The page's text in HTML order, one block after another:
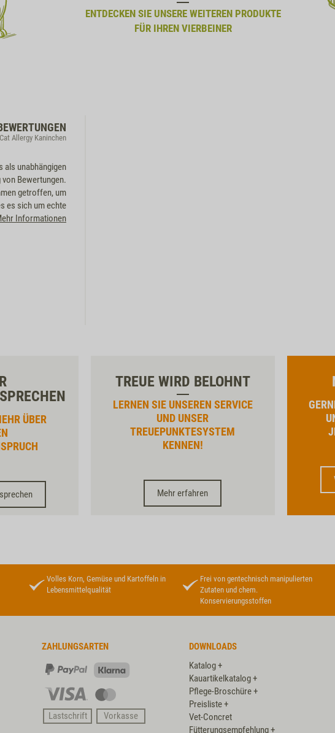
ENTDECKEN SIE UNSERE WEITEREN PRODUKTE
FÜR IHREN VIERBEINER
Allergy Kaninchen
als unabhängigen
Bewertungen.
getroffen, um
es sich um echte
Informationen
ÜBER
TREUE WIRD BELOHNT
LERNEN SIE UNSEREN SERVICE
UND UNSER
TREUEPUNKTESYSTEM
KENNEN!
Mehr erfahren
Volles Korn, Gemüse und Kartoffeln in
Lebensmittelqualität
Frei von gentechnisch manipulierten
Zutaten und chem.
Konservierungsstoffen
ZAHLUNGSARTEN
PayPal
Visa
Lastschrift
Vorkasse
DOWNLOADS
Katalog +
Kauartikelkatalog +
Pflege-Broschüre +
Preisliste +
Vet-Concret
Fütterungsempfehlung +